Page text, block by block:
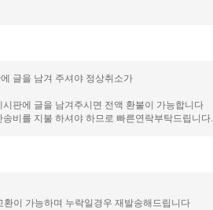
글을 남겨 주셔야 정상취소가
판에 글을 남겨주시면 전액 환불이 가능합니다
비를 지불 하셔야 하므로 빠른연락부탁드립니다.
이 가능하며 누락일경우 재발송해드립니다